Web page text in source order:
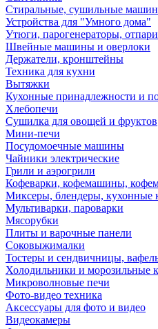
Стиральные, сушильные
Устройства для "Умного дома"
Утюги, парогенераторы,
Швейные машины и оверлоки
Держатели, кронштейны
Техника для кухни
Вытяжки
Кухонные принадлежности и
Хлебопечи
Сушилка для овощей и фруктов
Мини-печи
Посудомоечные машины
Чайники электрические
Грили и аэрогрили
Кофеварки, кофемашины,
Миксеры, блендеры, кухонные
Мультиварки, пароварки
Мясорубки
Плиты и варочные панели
Соковыжималки
Тостеры и сендвичницы,
Холодильники и морозильные
Микроволновые печи
Фото-видео техника
Аксессуары для фото и видео
Видеокамеры